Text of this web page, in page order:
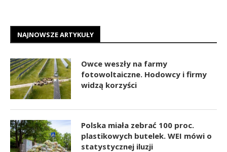
NAJNOWSZE ARTYKUŁY
Owce weszły na farmy
fotowoltaiczne. Hodowcy i firmy
widzą korzyści
Polska miała zebrać 100 proc.
plastikowych butelek. WEI mówi o
statystycznej iluzji